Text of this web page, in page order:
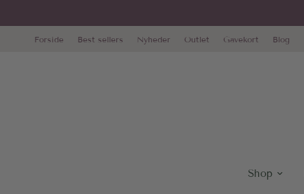
Forside Best sellers Nyheder Outlet Gavekort Blog
Shop